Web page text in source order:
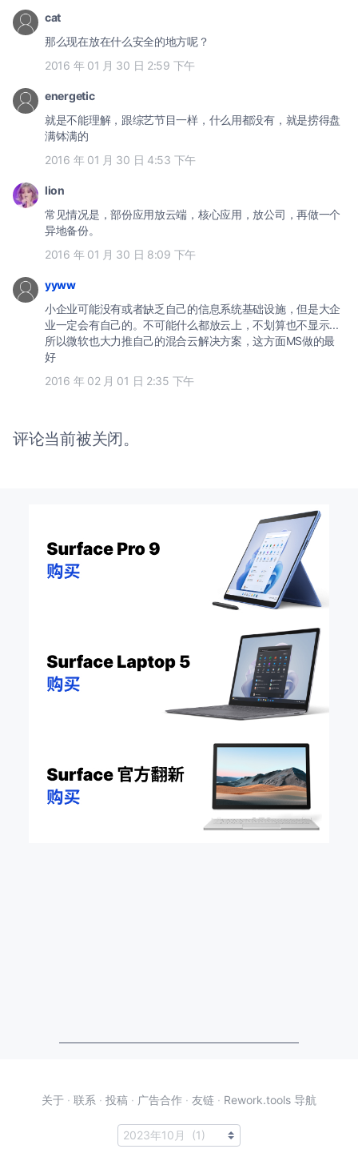
cat
那么现在放在什么安全的地方呢？
2016 年 01 月 30 日 2:59 下午
energetic
就是不能理解，跟综艺节目一样，什么用都没有，就是捞得盘
满钵满的
2016 年 01 月 30 日 4:53 下午
lion
常见情况是，部份应用放云端，核心应用，放公司，再做一个
异地备份。
2016 年 01 月 30 日 8:09 下午
yyww
小企业可能没有或者缺乏自己的信息系统基础设施，但是大企
业一定会有自己的。不可能什么都放云上，不划算也不显示...
所以微软也大力推自己的混合云解决方案，这方面MS做的最
好
2016 年 02 月 01 日 2:35 下午
评论当前被关闭。
关于 · 联系 · 投稿 · 广告合作 · 友链 · Rework.tools 导航